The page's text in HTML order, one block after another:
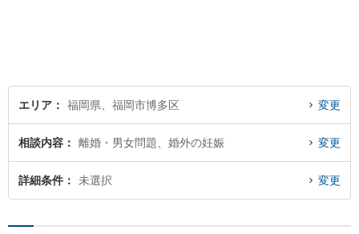
エリア 福岡県、福岡市博多区 変更
相談内容 離婚・男女問題、婚外の妊娠 変更
詳細条件 未選択 変更